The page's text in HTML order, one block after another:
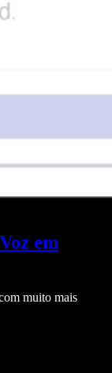
em
muito mais